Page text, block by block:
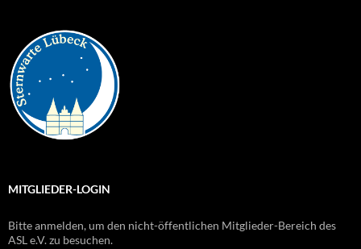
MITGLIEDER-LOGIN
Bitte anmelden, um den nicht-öffentlichen Mitglieder-Bereich des
ASL e.V. zu besuchen.